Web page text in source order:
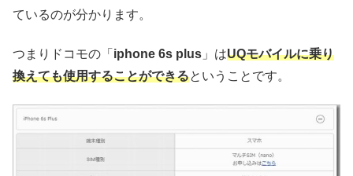
ているのが分かります。
つまりドコモの「 iphone 6s plus 」はUQモバイルに乗り
換えても使用することができるということです。